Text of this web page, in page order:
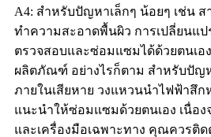
A4: สำหรับปัญหาเล็กๆ น้อยๆ เช่น ส
ทำความสะอาดพื้นผิว การเปลี่ยนแ
ตรวจสอบและซ่อมแซมได้ด้วยตนเ
ผลิตภัณฑ์ อย่างไรก็ตาม สำหรับปัญ
ภายในเสียหาย วงแหวนนำไฟฟ้าสึก
แนะนำให้ซ่อมแซมด้วยตนเอง เนื่อง
และเครื่องมือเฉพาะทาง คุณควรติ